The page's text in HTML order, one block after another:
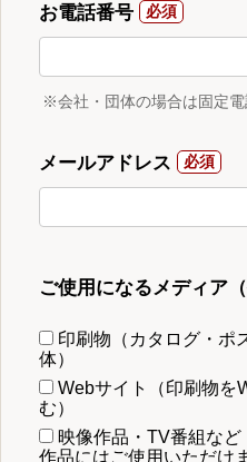
お電話番号
※会社・団体の場合は固定電
メールアドレス
ご使用になるメディア（
印刷物（カタログ・ポ
体）
Webサイト（印刷物を
む）
映像作品・TV番組な
作品にはご使用いただけ